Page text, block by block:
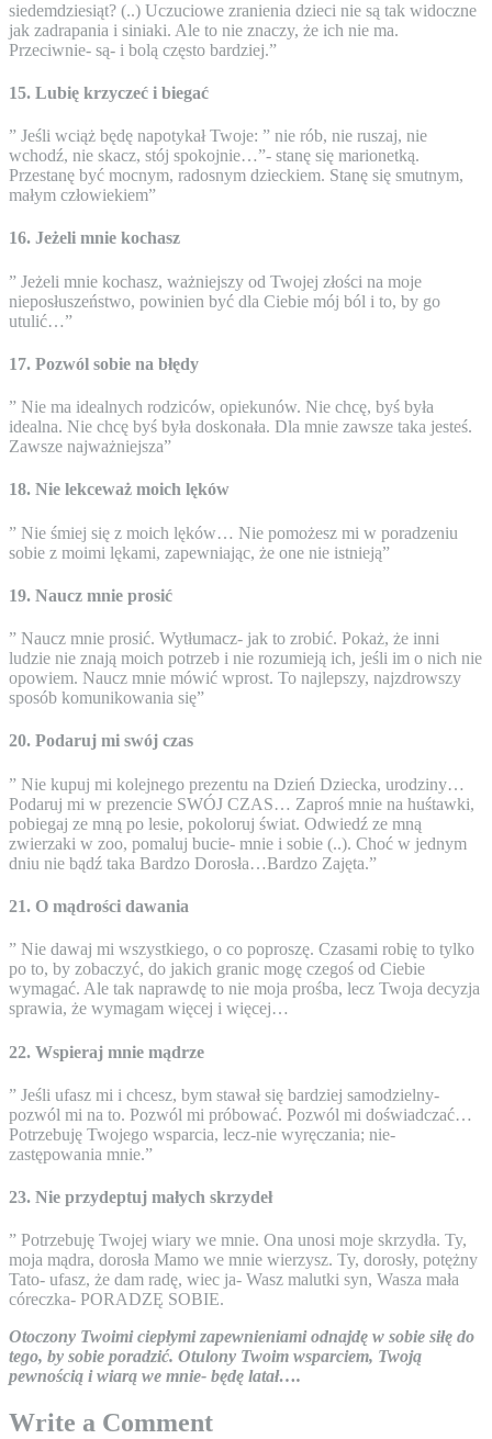
siedemdziesiąt? (..) Uczuciowe zranienia dzieci nie są tak widoczne
jak zadrapania i siniaki. Ale to nie znaczy, że ich nie ma.
Przeciwnie- są- i bolą często bardziej.”
15. Lubię krzyczeć i biegać
” Jeśli wciąż będę napotykał Twoje: ” nie rób, nie ruszaj, nie
wchodź, nie skacz, stój spokojnie…”- stanę się marionetką.
Przestanę być mocnym, radosnym dzieckiem. Stanę się smutnym,
małym człowiekiem”
16. Jeżeli mnie kochasz
” Jeżeli mnie kochasz, ważniejszy od Twojej złości na moje
nieposłuszeństwo, powinien być dla Ciebie mój ból i to, by go
utulić…”
17. Pozwól sobie na błędy
” Nie ma idealnych rodziców, opiekunów. Nie chcę, byś była
idealna. Nie chcę byś była doskonała. Dla mnie zawsze taka jesteś.
Zawsze najważniejsza”
18. Nie lekceważ moich lęków
” Nie śmiej się z moich lęków… Nie pomożesz mi w poradzeniu
sobie z moimi lękami, zapewniając, że one nie istnieją”
19. Naucz mnie prosić
” Naucz mnie prosić. Wytłumacz- jak to zrobić. Pokaż, że inni
ludzie nie znają moich potrzeb i nie rozumieją ich, jeśli im o nich nie
opowiem. Naucz mnie mówić wprost. To najlepszy, najzdrowszy
sposób komunikowania się”
20. Podaruj mi swój czas
” Nie kupuj mi kolejnego prezentu na Dzień Dziecka, urodziny…
Podaruj mi w prezencie SWÓJ CZAS… Zaproś mnie na huśtawki,
pobiegaj ze mną po lesie, pokoloruj świat. Odwiedź ze mną
zwierzaki w zoo, pomaluj bucie- mnie i sobie (..). Choć w jednym
dniu nie bądź taka Bardzo Dorosła…Bardzo Zajęta.”
21. O mądrości dawania
” Nie dawaj mi wszystkiego, o co poproszę. Czasami robię to tylko
po to, by zobaczyć, do jakich granic mogę czegoś od Ciebie
wymagać. Ale tak naprawdę to nie moja prośba, lecz Twoja decyzja
sprawia, że wymagam więcej i więcej…
22. Wspieraj mnie mądrze
” Jeśli ufasz mi i chcesz, bym stawał się bardziej samodzielny-
pozwól mi na to. Pozwól mi próbować. Pozwól mi doświadczać…
Potrzebuję Twojego wsparcia, lecz-nie wyręczania; nie-
zastępowania mnie.”
23. Nie przydeptuj małych skrzydeł
” Potrzebuję Twojej wiary we mnie. Ona unosi moje skrzydła. Ty,
moja mądra, dorosła Mamo we mnie wierzysz. Ty, dorosły, potężny
Tato- ufasz, że dam radę, wiec ja- Wasz malutki syn, Wasza mała
córeczka- PORADZĘ SOBIE.
Otoczony Twoimi ciepłymi zapewnieniami odnajdę w sobie siłę do
tego, by sobie poradzić. Otulony Twoim wsparciem, Twoją
pewnością i wiarą we mnie- będę latał….
Write a Comment